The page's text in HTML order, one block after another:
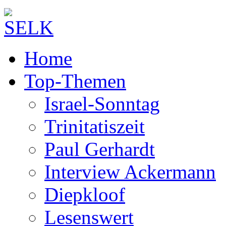
Home
Top-Themen
Israel-Sonntag
Trinitatiszeit
Paul Gerhardt
Interview Ackermann
Diepkloof
Lesenswert